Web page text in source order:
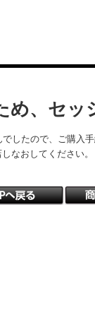
め、セッ
したので、ご購入
なおしてください。